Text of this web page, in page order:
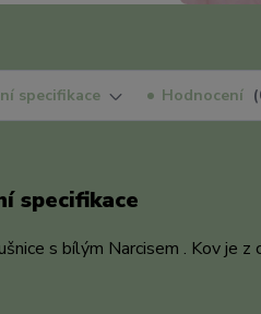
specifikace Hodnocení
specifikace
s bílým Narcisem . Kov je